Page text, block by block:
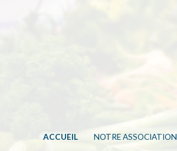
ACCUEIL NOTRE ASSOCIATION